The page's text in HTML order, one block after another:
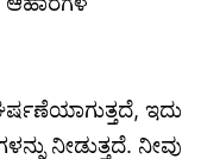
ಇದು
ನೀಡುತ್ತದೆ. ನೀವು